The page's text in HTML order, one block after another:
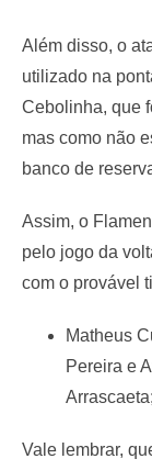
Além disso, o
utilizado na
Cebolinha, que
mas como não
banco de
Assim, o
pelo jogo da
com o provável
Matheus
Pereira e
Vale lembrar,